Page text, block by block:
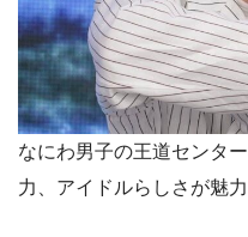
なにわ男子の王道センタ
力、アイドルらしさが魅力